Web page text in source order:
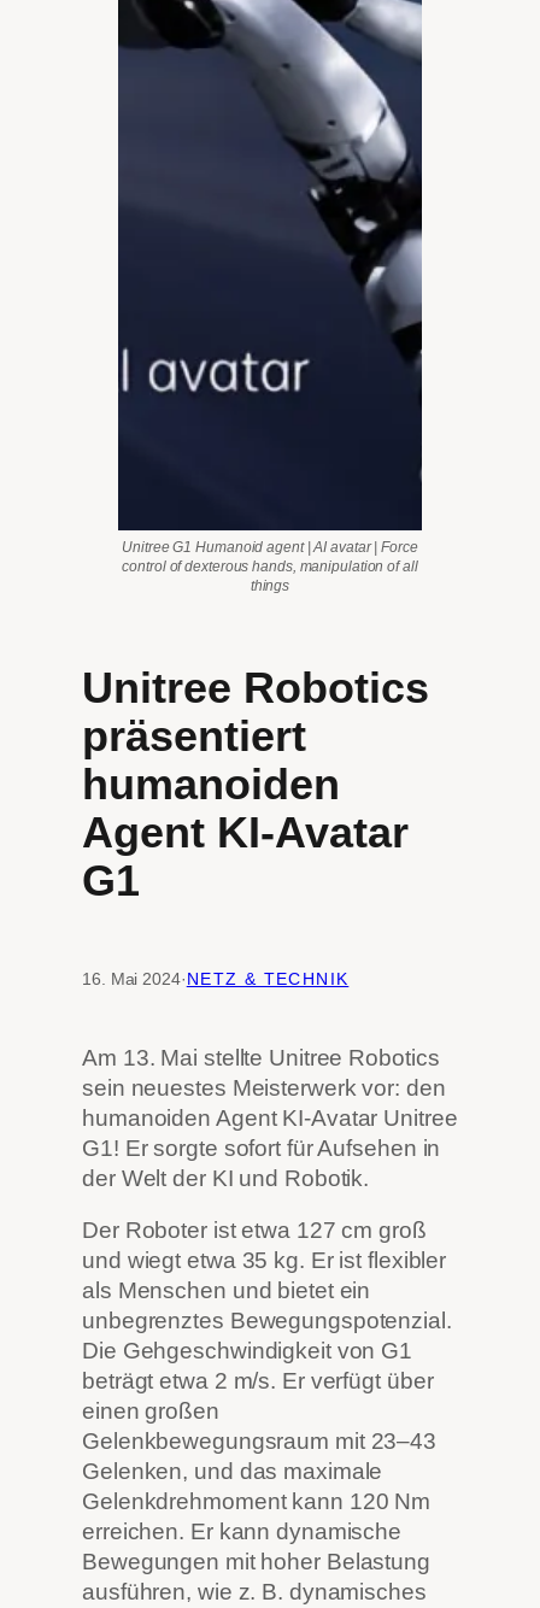
Unitree G1 Humanoid agent | AI avatar | Force
control of dexterous hands, manipulation of all
things
Unitree Robotics
präsentiert
humanoiden
Agent KI-Avatar
G1
16. Mai 2024·NETZ & TECHNIK
Am 13. Mai stellte Unitree Robotics
sein neuestes Meisterwerk vor: den
humanoiden Agent KI-Avatar Unitree
G1! Er sorgte sofort für Aufsehen in
der Welt der KI und Robotik.
Der Roboter ist etwa 127 cm groß
und wiegt etwa 35 kg. Er ist flexibler
als Menschen und bietet ein
unbegrenztes Bewegungspotenzial.
Die Gehgeschwindigkeit von G1
beträgt etwa 2 m/s. Er verfügt über
einen großen
Gelenkbewegungsraum mit 23–43
Gelenken, und das maximale
Gelenkdrehmoment kann 120 Nm
erreichen. Er kann dynamische
Bewegungen mit hoher Belastung
ausführen, wie z. B. dynamisches